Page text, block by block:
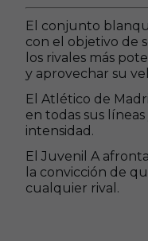
El conjunto
con el objetivo de
los rivales más
y aprovechar su
El Atlético de
en todas sus
intensidad.
El Juvenil A
la convicción de
cualquier rival.